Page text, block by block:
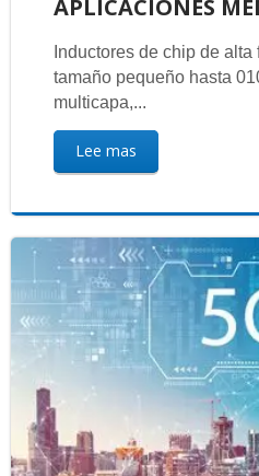
APLICACIONES
Inductores de chip de
tamaño pequeño hasta
multicapa,...
Lee mas